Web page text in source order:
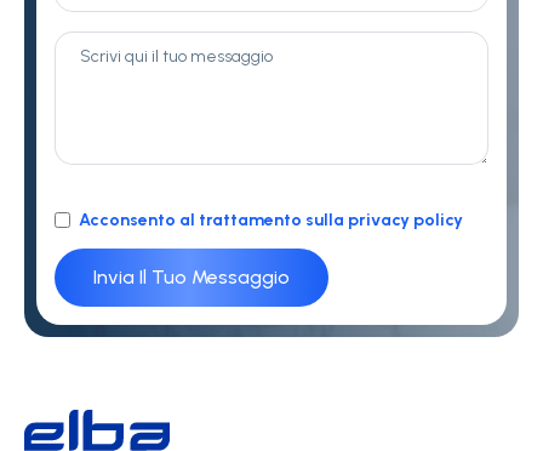
Acconsento al trattamento sulla privacy policy